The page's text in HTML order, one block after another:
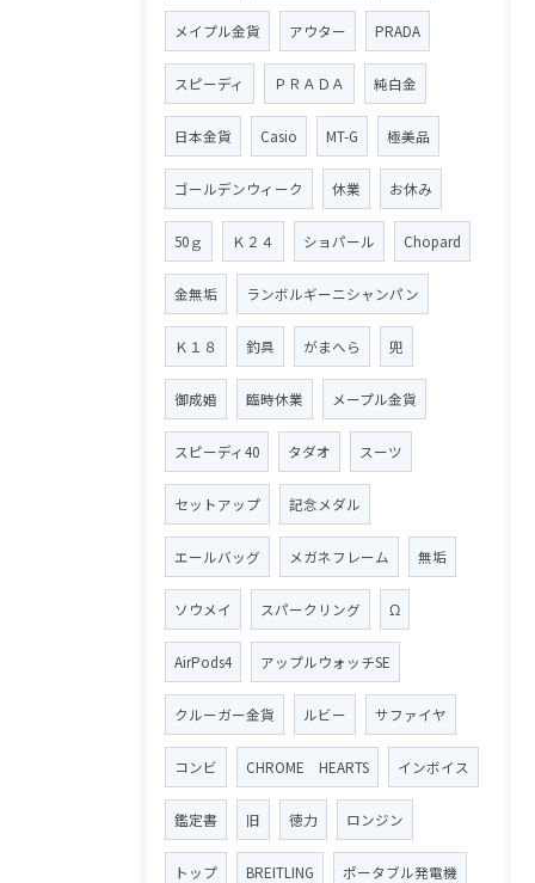
メイプル金貨 アウター PRADA
スピーディ ＰＲＡＤＡ 純白金
日本金貨 Casio MT-G 極美品
ゴールデンウィーク 休業 お休み
50ｇ Ｋ２４ ショパール Chopard
金無垢 ランボルギーニシャンパン
Ｋ１８ 釣具 がまへら 兜
御成婚 臨時休業 メープル金貨
スピーディ40 タダオ スーツ
セットアップ 記念メダル
エールバッグ メガネフレーム 無垢
ソウメイ スパークリング Ω
AirPods4 アップルウォッチSE
クルーガー金貨 ルビー サファイヤ
コンビ CHROME HEARTS インボイス
鑑定書 旧 徳力 ロンジン
トップ BREITLING ポータブル発電機